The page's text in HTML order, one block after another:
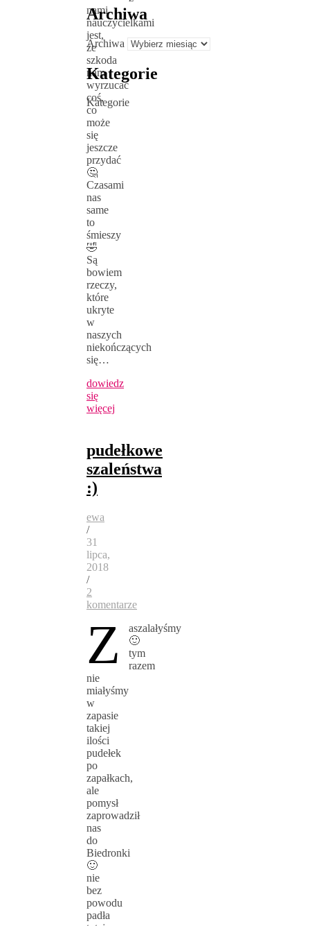
nami
nauczycielkami
jest,
że
szkoda
nam
wyrzucać
coś,
co
może
się
jeszcze
przydać
🤔
Czasami
nas
same
to
śmieszy
🤣
Są
bowiem
rzeczy,
które
ukryte
w
naszych
niekończących
się…
dowiedz
się
więcej
pudełkowe
szaleństwa
:)
ewa
/
31
lipca,
2018
/
2
komentarze
Z
aszalałyśmy
🙂
tym
razem
nie
miałyśmy
w
zapasie
takiej
ilości
pudełek
po
zapałkach,
ale
pomysł
zaprowadził
nas
do
Biedronki
🙂
nie
bez
powodu
padła
Archiwa
Archiwa
Kategorie
Kategorie